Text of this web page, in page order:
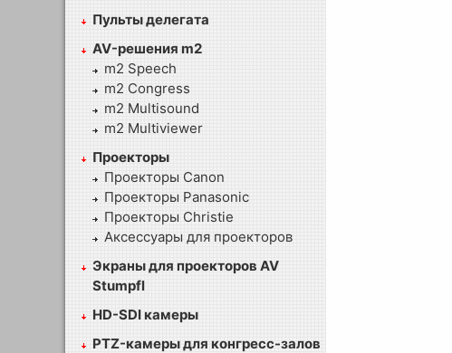
Пульты делегата
AV-решения m2
m2 Speech
m2 Congress
m2 Multisound
m2 Multiviewer
Проекторы
Проекторы Canon
Проекторы Panasonic
Проекторы Christie
Аксессуары для проекторов
Экраны для проекторов AV
Stumpfl
HD-SDI камеры
PTZ-камеры для конгресс-залов